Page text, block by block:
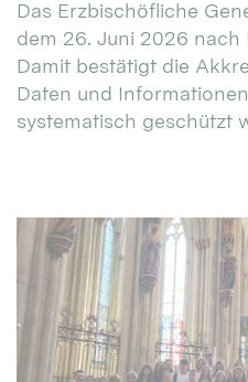
Das Erzbischöfliche
dem 26. Juni 2026 nach
Damit bestätigt die
Daten und
systematisch geschützt